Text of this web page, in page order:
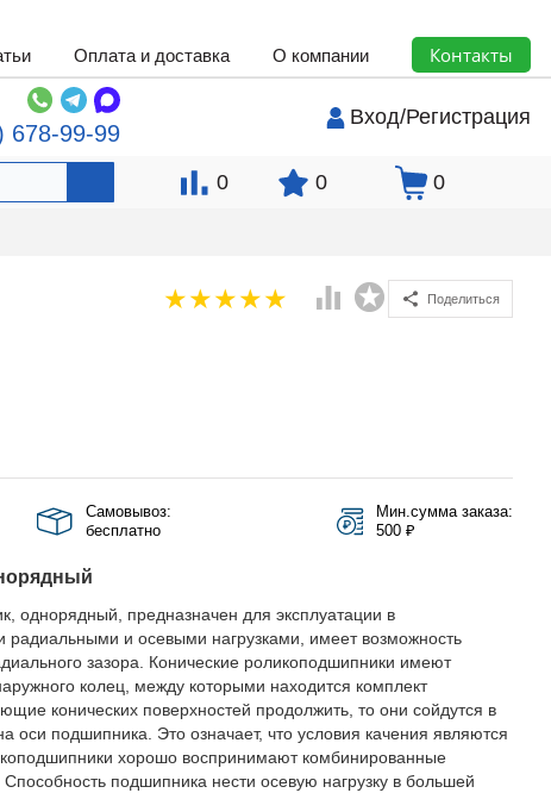
Оплата и доставка О компании Контакты
678-99-99
Вход/Регистрация
0 0 0
Поделиться
Самовывоз:
бесплатно
Мин.сумма заказа:
500 ₽
однорядный, предназначен для эксплуатации в
радиальными и осевыми нагрузками, имеет возможность
зазора. Конические роликоподшипники имеют
колец, между которыми находится комплект
конических поверхностей продолжить, то они сойдутся в
оси подшипника. Это означает, что условия качения являются
хорошо воспринимают комбинированные
подшипника нести осевую нагрузку в большей